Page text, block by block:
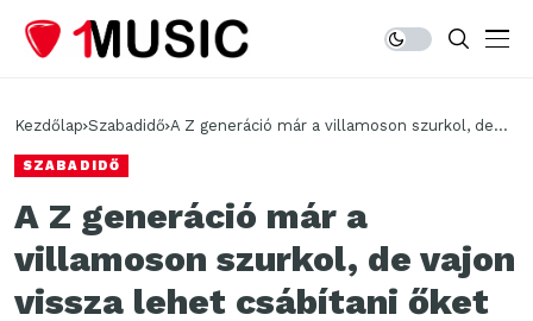
Kezdőlap Szabadidő A Z generáció már a villamoson szurkol, de
SZABADIDŐ
A Z generáció már a
villamoson szurkol, de vajon
vissza lehet csábítani őket